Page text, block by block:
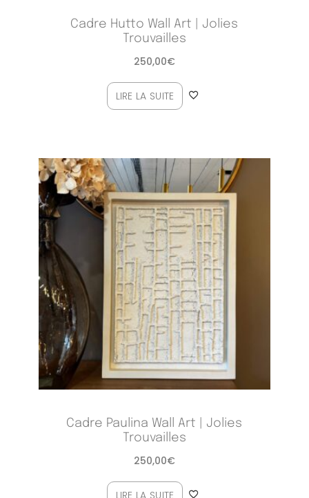
Cadre Hutto Wall Art | Jolies
Trouvailles
250,00€
LIRE LA SUITE
Cadre Paulina Wall Art | Jolies
Trouvailles
250,00€
LIRE LA SUITE